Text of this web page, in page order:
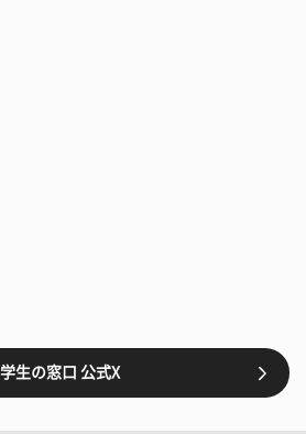
学生の窓口 公式X